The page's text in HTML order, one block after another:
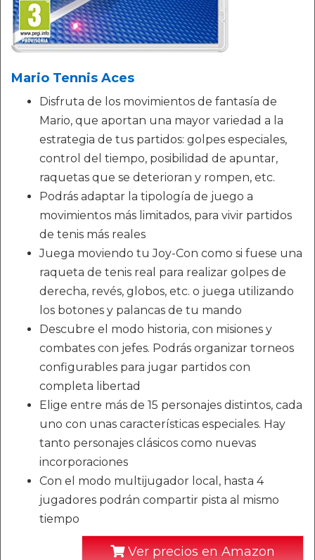
Mario Tennis Aces
Disfruta de los movimientos de fantasía de
Mario, que aportan una mayor variedad a la
estrategia de tus partidos: golpes especiales,
control del tiempo, posibilidad de apuntar,
raquetas que se deterioran y rompen, etc.
Podrás adaptar la tipología de juego a
movimientos más limitados, para vivir partidos
de tenis más reales
Juega moviendo tu Joy-Con como si fuese una
raqueta de tenis real para realizar golpes de
derecha, revés, globos, etc. o juega utilizando
los botones y palancas de tu mando
Descubre el modo historia, con misiones y
combates con jefes. Podrás organizar torneos
configurables para jugar partidos con
completa libertad
Elige entre más de 15 personajes distintos, cada
uno con unas características especiales. Hay
tanto personajes clásicos como nuevas
incorporaciones
Con el modo multijugador local, hasta 4
jugadores podrán compartir pista al mismo
tiempo
Ver precios en Amazon